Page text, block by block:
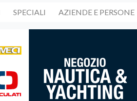
SPECIALI AZIENDE E PERSONE